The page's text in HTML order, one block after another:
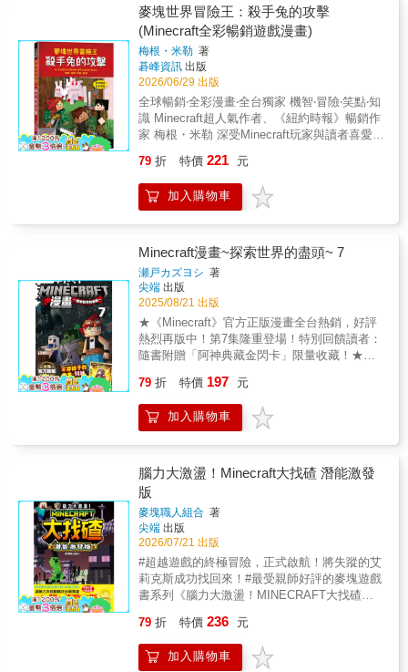
致命的危險叢林！ • 全新場景「試煉密室」：
深入地下遺跡，挑戰不斷生成的威脅！在重重
機關與異種怪物的壓迫下，體驗最熱血的生存
考驗！ • 超越極限的勇氣： 面對實力懸殊的對
手，尼可如何將負面情緒轉化為力量？與父親
同屬「創造系」的能力是否能更進一步？
終界龍！ 面對盤旋天際、擁有毀滅性力量
的傳說黑龍，尼可等人必須凝聚所有羈絆，揮
出賭上靈魂的全力一擊！然而，就在決戰進入
尾聲之際，意外的發展卻讓原本緊密合作的夥
伴們失散各處……。這場史詩級對決的代價，
將引導冒險走向全新的篇章！【第8集亮點】終
極決戰降臨： 前往未知的終界，正面迎戰傳說
中的黑龍，戰鬥張力突破天際！凝聚羈絆的一
擊： 面對壓倒性的絕望，尼可與夥伴們的情感
化為最強武器，熱血感滿點！嗅探獸驚喜現
上的夢想與新希望！命運的分叉點： 勝利後的
巨大轉折，夥伴們意外走散，為接下來的冒險
埋下伏筆！
麥塊世界冒險王：殺手兔的攻擊
(Minecraft全彩暢銷遊戲漫畫)
梅根・米勒 著
碁峰資訊 出版
2026/06/29 出版
全球暢銷‧全彩漫畫‧全台獨家 機智‧冒險‧笑點‧知
識 Minecraft超人氣作者、《紐約時報》暢銷作
家 梅根・米勒 深受Minecraft玩家與讀者喜愛的
------------------ 當遊戲世界出現錯誤，一切都失
控了！ 這不是普通的兔子……要小心牠們！ 牠
們體型龐大、毛茸茸的， 而且極具攻擊力！ ---
的方法， 後來與好友組成故障小隊，被派往黑
森林， 消滅一場神祕又可怕的生物入侵。 從來
沒有踏進過黑森林的他們， 發現自己正身陷在
一座危險的森林大宅中， 四處都潛伏著喚魔者
與衛道士。 不只如此，他們還得對付那些失控
的森林村民！ 很快地，全面大戰就此爆發， 小
隊成員必須冒著生命危險， 運用麥塊世界中的
道具和資源， 與一群不太可靠卻戰鬥力驚人的
怪物合作。 目標是拯救遊戲世界，打敗那些看
發光雙眼、酷愛製造災難的殺手兔大軍。 本書
為Minecraft暢銷書作者梅根・米勒 依Minecraft
遊戲角色、道具與情境進行創作 的精彩漫畫故
遊戲與閱讀樂趣 ‧刺激緊張的冒險劇情 ‧激發思
考與解決能力 ‧體會勇氣與團隊合作 適讀年
齡：8歲以上
79 折 特價 221 元
加入購物車
Minecraft漫畫~探索世界的盡頭~ 7
瀬戸カズヨシ 著
尖端 出版
2025/08/21 出版
★《Minecraft》官方正版漫畫全台熱銷，好評
熱烈再版中！第7集隆重登場！特別回饋讀者：
隨書附贈「阿神典藏金閃卡」限量收藏！★最
極對決，熱血程度破表！ 承襲日式熱血冒
險風格，本系列結合《Minecraft》遊戲元素與
動人劇情，自上市以來深受玩家與讀者喜愛。
到竟遭遇最可怕的存在——來自黑暗深處的傳
說怪物「伏守者」！ 伏守者，連終界龍都
避之三分的存在，其恐怖力量與神祕身分將徹
底顛覆眾人所知的世界。面對突如其來的危
機，尼可與格雷、涅比等人是否能守護彼此、
突破重圍？冒險正邁向高潮，命運的齒輪即將
轉動！ 【第7集亮點】 最強怪物登場：
伏守者震撼現身，戰力爆表，帶來史無前例的
壓迫感！ 羈絆再進化：尼可與夥伴面對危
機，更加堅定彼此信念，情感刻劃動人！
壓迫感讓人忍不住屏住呼吸！ 遊戲元素持
續滿點：場景細節與經典道具悉數登場，讓人
79 折 特價 197 元
加入購物車
腦力大激盪！Minecraft大找碴 潛能激發
版
麥塊職人組合 著
尖端 出版
2026/07/21 出版
#超越遊戲的終極冒險，正式啟航！將失蹤的艾
莉克斯成功找回來！#最受親師好評的麥塊遊戲
書系列《腦力大激盪！MINECRAFT大找碴》
莉克斯一如往常地在草原上遊玩，卻突然被強
烈的光芒包圍，艾莉克斯隨之神祕失蹤！當史
蒂夫睜開眼，發現自己身處於一個前所未見、
79 折 特價 236 元
加入購物車